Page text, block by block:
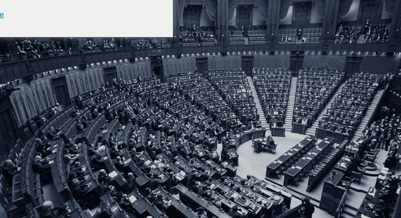
応
ジ
グ
のトリアージ
コンプライアンス監査
インサイダーの脅威
安全な従業員のオフボーディング
詐欺防止
すべての決定が説明可能で、すべての行動が監
査可能な、透明性と信頼性に優れたAI SOCを実
現します。.
脆弱性対応マネジメント
脆弱性スキャナが停止している部分を、よりス
マートなリスクの優先順位付けと管理で補う。.
コンプライアンス監査の準備
GRCの混沌を手動のスプレッドシートから統合
されたマルチフレームワーク・コンプライアン
ス・ビューに変えます。.
ソース
スキルと洞察力を開発するためのユーザー・トレーニ
サポート
サポートプログラムとユーザー・コミュニティで、必
要なときにサポート
セキュリティ・オートメーションに関する情報をワンストップで提供しま
ホワイトペーパー
レポート
電子書籍
共同ソリューション・
ブリーフ
ビデオ
データシート
ウェビナー
インフォグラフィック
ス
ケーススタディ
デモセンター
リーダーシップ
お客様
ター
採用情報
ブランド
お問い合わせ
パートナーになる
スイムレーン大学
パートナーポータル